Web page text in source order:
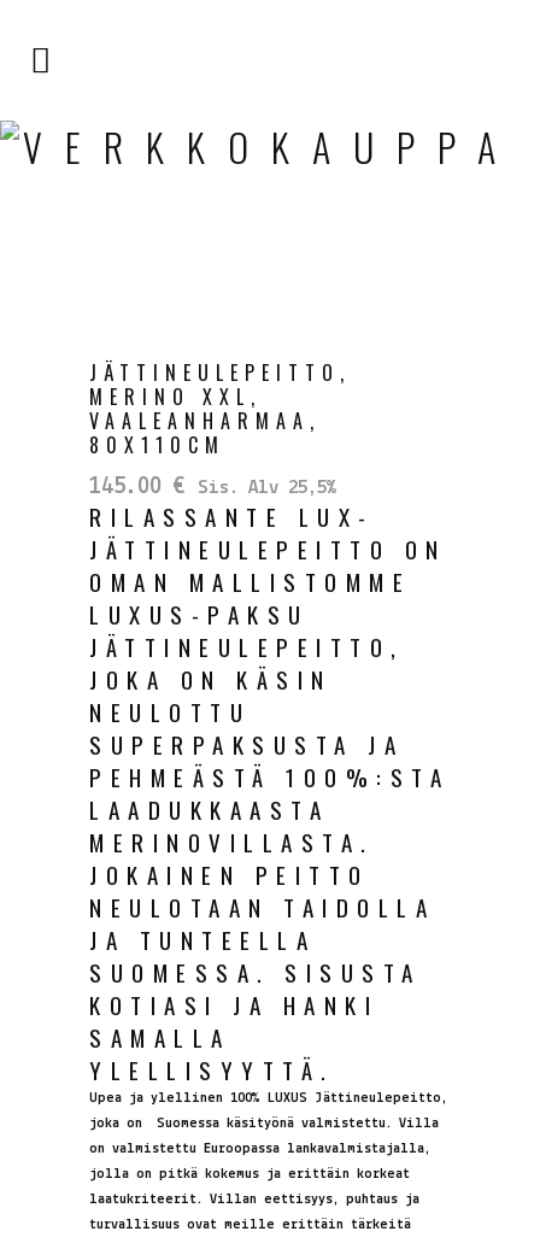
VERKKOKAUPPA
JÄTTINEULEPEITTO,
MERINO XXL,
VAALEANHARMAA,
80X110CM
145.00 € Sis. Alv 25,5%
RILASSANTE LUX-
JÄTTINEULEPEITTO ON
OMAN MALLISTOMME
LUXUS-PAKSU
JÄTTINEULEPEITTO,
JOKA ON KÄSIN
NEULOTTU
SUPERPAKSUSTA JA
PEHMEÄSTÄ 100%:STA
LAADUKKAASTA
MERINOVILLASTA.
JOKAINEN PEITTO
NEULOTAAN TAIDOLLA
JA TUNTEELLA
SUOMESSA. SISUSTA
KOTIASI JA HANKI
SAMALLA
YLELLISYYTTÄ.
Upea ja ylellinen 100% LUXUS Jättineulepeitto,
joka on Suomessa käsityönä valmistettu. Villa
on valmistettu Euroopassa lankavalmistajalla,
jolla on pitkä kokemus ja erittäin korkeat
laatukriteerit. Villan eettisyys, puhtaus ja
turvallisuus ovat meille erittäin tärkeitä